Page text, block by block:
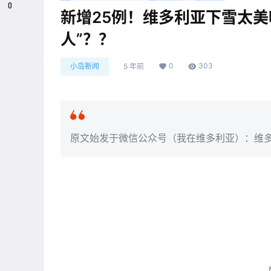
新增25例！维多利亚下雪太
人”？？
小岛新闻 5 年前 0 303
原文始发于微信公众号（我在维多利亚）：维
0